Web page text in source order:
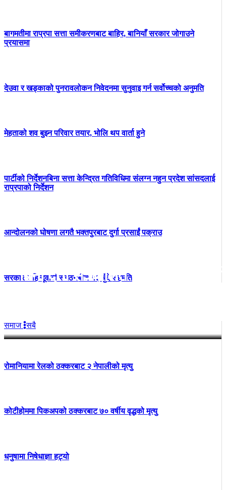
बागमतीमा राप्रपा सत्ता समीकरणबाट बाहिर, बानियाँ सरकार जोगाउने
प्रयासमा
देउवा र खड्काको पुनरावलोकन निवेदनमा सुनुवाइ गर्न सर्वोच्चको अनुमति
मेहताको शव बुझ्न परिवार तयार, भोलि थप वार्ता हुने
पार्टीको निर्देशनबिना सत्ता केन्द्रित गतिविधिमा संलग्न नहुन प्रदेश सांसदलाई
राप्रपाको निर्देशन
आन्दोलनको घोषणा लगतै भक्तपुरबाट दुर्गा प्रसाईं पक्राउ
सरकार र हिन्दूवादी संगठनबीच १३ बुँदे सहमति
समाज सबै
बिना दर्ता सञ्चालित व्यवसायलाई दर्ता
रोमानियामा रेलको ठक्करबाट २ नेपालीको मृत्यु
कोटीहोममा पिकअपको ठक्करबाट ७० वर्षीय वृद्धको मृत्यु
धनुषामा निषेधाज्ञा हट्यो